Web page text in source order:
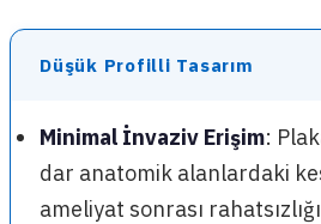
Düşük Profilli Tasarım
Minimal İnvaziv Erişim:
dar anatomik alanlardaki
ameliyat sonrası